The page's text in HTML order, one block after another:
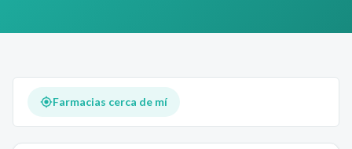
Farmacias cerca de mí